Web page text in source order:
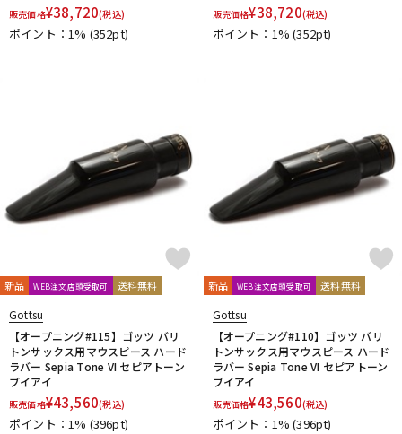
販売価格¥38,720(税込)
ポイント：1% (352pt)
販売価格¥38,720(税込)
ポイント：1%(352pt)
新品 WEB注文店頭受取可 送料無料
Gottsu
【オープニング#115】ゴッツ バリ
トンサックス用マウスピース ハード
ラバー Sepia Tone VI セピアトーン
ブイアイ
販売価格¥43,560(税込)
ポイント：1% (396pt)
新品 WEB注文店頭受取可 送料無料
Gottsu
【オープニング#110】ゴッツ バリ
トンサックス用マウスピース ハード
ラバー Sepia Tone VI セピアトーン
ブイアイ
販売価格¥43,560(税込)
ポイント：1%(396pt)